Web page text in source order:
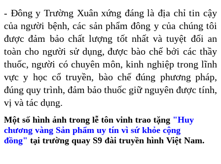
- Đông y Trường Xuân xứng đáng là địa chỉ tin cậy
của người bệnh, các sản phẩm đông y của chúng tôi
được đảm bảo chất lượng tốt nhất và tuyệt đối an
toàn cho người sử dụng, được bào chế bởi các thầy
thuốc, người có chuyên môn, kinh nghiệp trong lĩnh
vực y học cổ truyền, bào chế đúng phương pháp,
đúng quy trình, đảm bảo thuốc giữ nguyên được tính,
vị và tác dụng.
Một số hình ảnh trong lễ tôn vinh trao tặng "Huy
chương vàng Sản phẩm uy tín vì sứ khỏe cộng
đồng" tại trường quay S9 đài truyền hình Việt Nam.